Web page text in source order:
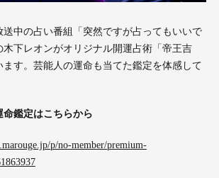
送中の占い番組「突然ですが占ってもいいで
下レオンがオリジナル開運占術「帝王吉
す。芸能人の運命も当てた鑑定を体感して
命鑑定はこちらから
p/no-member/premium-